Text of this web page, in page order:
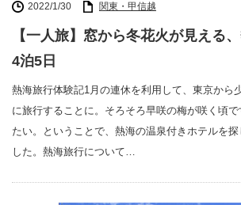
2022/1/30 関東・甲信越
【一人旅】窓から冬花火が見える
4泊5日
熱海旅行体験記1月の連休を利用して、東京から
に旅行することに。そろそろ早咲の梅が咲く頃
たい。ということで、熱海の温泉付きホテルを
した。熱海旅行について…